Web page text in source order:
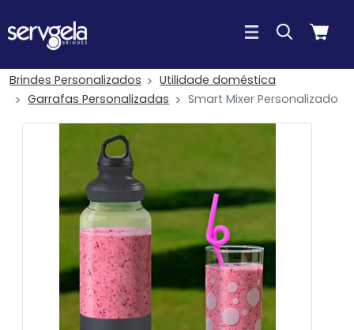
Brindes Personalizados
Utilidade doméstica
Garrafas Personalizadas
Smart Mixer Personalizado